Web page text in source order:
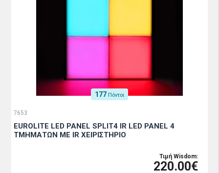
177 Πόντοι
7653
EUROLITE LED PANEL SPLIT4 IR LED PANEL 4
ΤΜΗΜΑΤΩΝ ΜΕ ΙR XEΙΡΙΣΤΗΡΙΟ
Τιμή Wisdom:
220.00€